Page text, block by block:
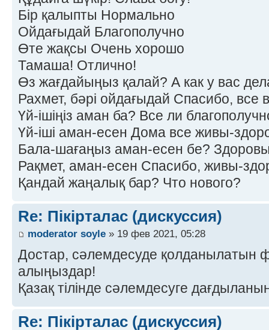
Бір қалыпты Нормально
Ойдағыдай Благополучно
Өте жақсы Очень хорошо
Тамаша! Отлично!
Өз жағдайыңыз қалай? А как у вас
Рахмет, бәрі ойдағыдай Спасибо, все
Үй-ішіңіз аман ба? Все ли
Үй-іші аман-есен Дома все живы-
Бала-шағаңыз аман-есен бе?
Рақмет, аман-есен Спасибо, живы-
Қандай жаңалық бар? Что нового?
Re: Пікірталас (дискуссия)
moderator soyle » 19 фев 2021, 05:28
Достар, сәлемдесуде қолданылатын
алыңыздар!
Қазақ тілінде сәлемдесуге
Re: Пікірталас (дискуссия)